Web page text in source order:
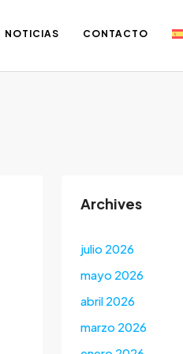
NOTICIAS CONTACTO
Archives
julio 2026
mayo 2026
abril 2026
marzo 2026